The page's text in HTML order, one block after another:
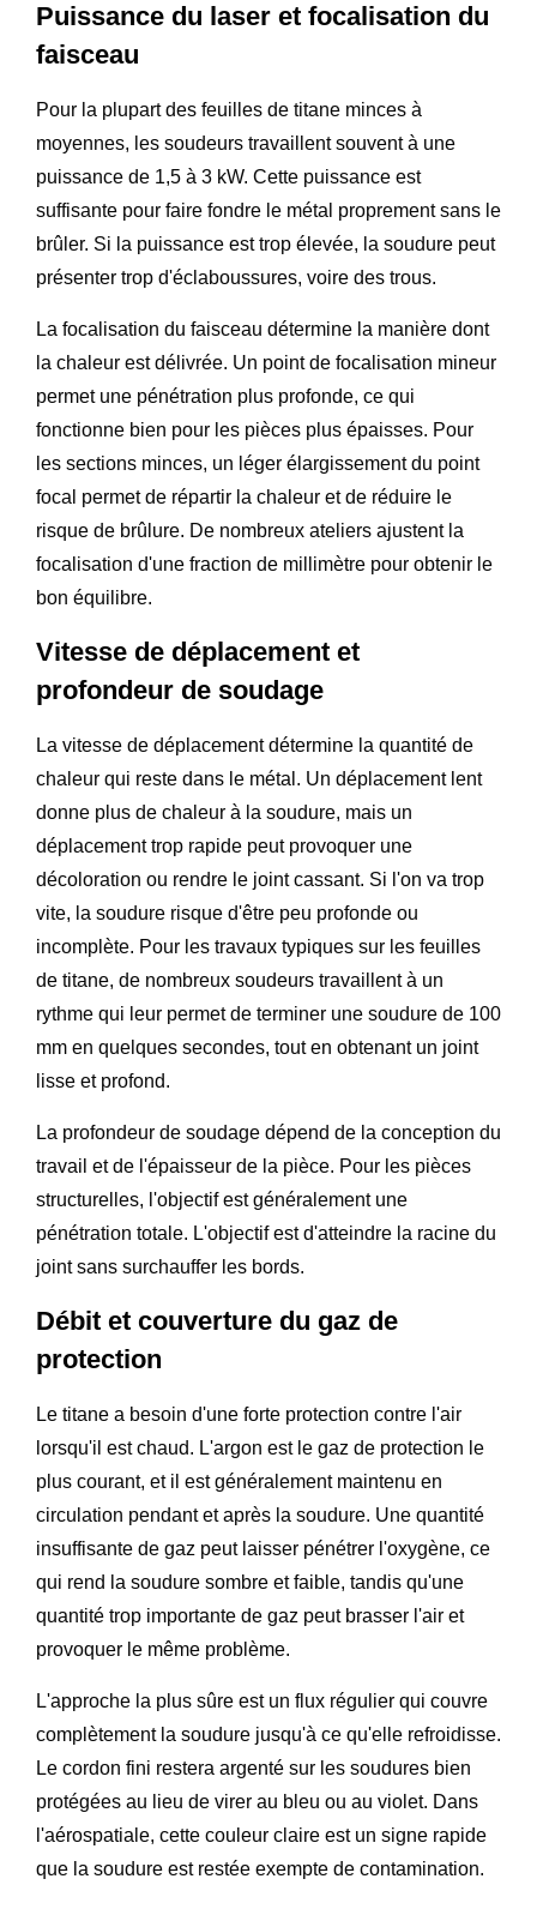
Puissance du laser et focalisation du
faisceau
Pour la plupart des feuilles de titane minces à
moyennes, les soudeurs travaillent souvent à une
puissance de 1,5 à 3 kW. Cette puissance est
suffisante pour faire fondre le métal proprement sans le
brûler. Si la puissance est trop élevée, la soudure peut
présenter trop d'éclaboussures, voire des trous.
La focalisation du faisceau détermine la manière dont
la chaleur est délivrée. Un point de focalisation mineur
permet une pénétration plus profonde, ce qui
fonctionne bien pour les pièces plus épaisses. Pour
les sections minces, un léger élargissement du point
focal permet de répartir la chaleur et de réduire le
risque de brûlure. De nombreux ateliers ajustent la
focalisation d'une fraction de millimètre pour obtenir le
bon équilibre.
Vitesse de déplacement et
profondeur de soudage
La vitesse de déplacement détermine la quantité de
chaleur qui reste dans le métal. Un déplacement lent
donne plus de chaleur à la soudure, mais un
déplacement trop rapide peut provoquer une
décoloration ou rendre le joint cassant. Si l'on va trop
vite, la soudure risque d'être peu profonde ou
incomplète. Pour les travaux typiques sur les feuilles
de titane, de nombreux soudeurs travaillent à un
rythme qui leur permet de terminer une soudure de 100
mm en quelques secondes, tout en obtenant un joint
lisse et profond.
La profondeur de soudage dépend de la conception du
travail et de l'épaisseur de la pièce. Pour les pièces
structurelles, l'objectif est généralement une
pénétration totale. L'objectif est d'atteindre la racine du
joint sans surchauffer les bords.
Débit et couverture du gaz de
protection
Le titane a besoin d'une forte protection contre l'air
lorsqu'il est chaud. L'argon est le gaz de protection le
plus courant, et il est généralement maintenu en
circulation pendant et après la soudure. Une quantité
insuffisante de gaz peut laisser pénétrer l'oxygène, ce
qui rend la soudure sombre et faible, tandis qu'une
quantité trop importante de gaz peut brasser l'air et
provoquer le même problème.
L'approche la plus sûre est un flux régulier qui couvre
complètement la soudure jusqu'à ce qu'elle refroidisse.
Le cordon fini restera argenté sur les soudures bien
protégées au lieu de virer au bleu ou au violet. Dans
l'aérospatiale, cette couleur claire est un signe rapide
que la soudure est restée exempte de contamination.